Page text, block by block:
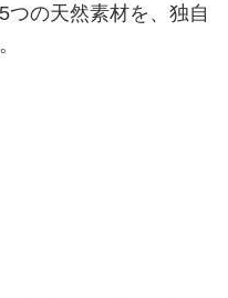
つの天然素材を、独自